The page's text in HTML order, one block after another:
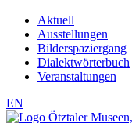
Aktuell
Ausstellungen
Bilderspaziergang
Dialektwörterbuch
Veranstaltungen
EN